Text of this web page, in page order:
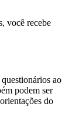
você recebe
ao
podem ser
do